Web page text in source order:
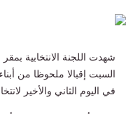
شهدت اللجنة الانتخابية
السبت إقبالا ملحوظا من
في اليوم الثاني والأخير لانتخابات مجلس